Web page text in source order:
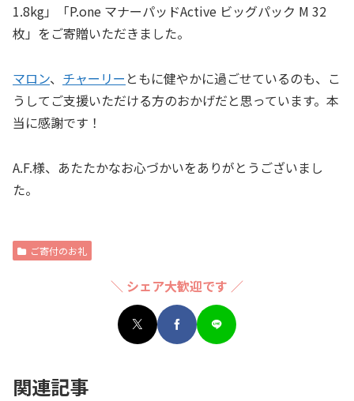
1.8kg」「P.one マナーパッドActive ビッグパック M 32
枚」をご寄贈いただきました。
マロン、 チャーリー ともに健やかに過ごせているのも、こ
うしてご支援いただける方のおかげだと思っています。本
当に感謝です！
A.F.様、あたたかなお心づかいをありがとうございまし
た。
ご寄付のお礼
＼ シェア大歓迎です ／
関連記事